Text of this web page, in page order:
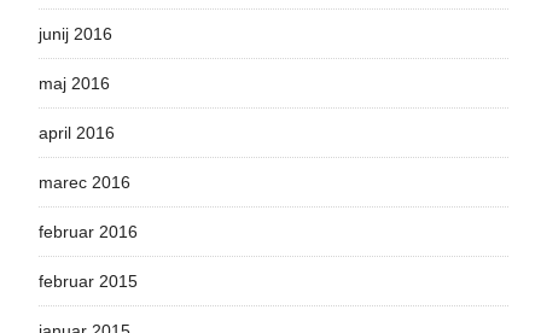
junij 2016
maj 2016
april 2016
marec 2016
februar 2016
februar 2015